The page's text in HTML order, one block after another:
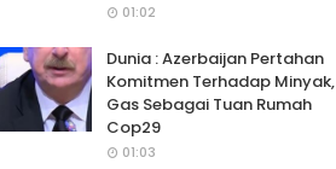
01:02
Dunia : Azerbaijan Pertahan
Komitmen Terhadap Minyak,
Gas Sebagai Tuan Rumah
Cop29
01:03